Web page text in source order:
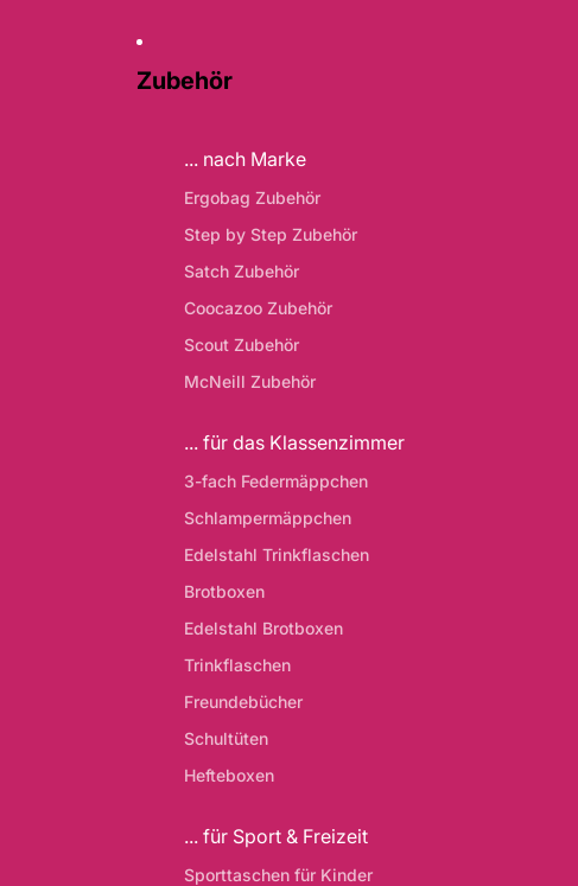
Zubehör
... nach Marke
Ergobag Zubehör
Step by Step Zubehör
Satch Zubehör
Coocazoo Zubehör
Scout Zubehör
McNeill Zubehör
... für das Klassenzimmer
3-fach Federmäppchen
Schlampermäppchen
Edelstahl Trinkflaschen
Brotboxen
Edelstahl Brotboxen
Trinkflaschen
Freundebücher
Schultüten
Hefteboxen
... für Sport & Freizeit
Sporttaschen für Kinder